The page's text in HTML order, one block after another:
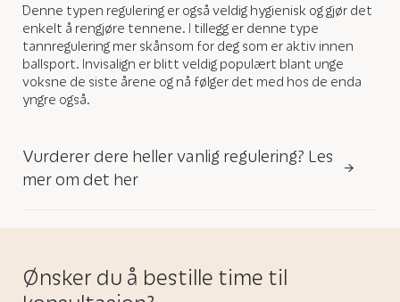
Denne typen regulering er også veldig hygienisk og gjør det
enkelt å rengjøre tennene. I tillegg er denne type
tannregulering mer skånsom for deg som er aktiv innen
ballsport. Invisalign er blitt veldig populært blant unge
voksne de siste årene og nå følger det med hos de enda
yngre også.
Vurderer dere heller vanlig regulering? Les
mer om det her
Ønsker du å bestille time til